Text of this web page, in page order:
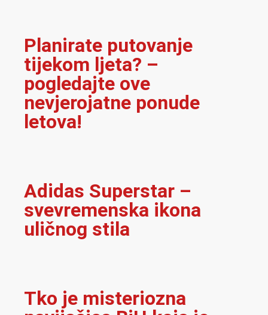
Planirate putovanje
tijekom ljeta? –
pogledajte ove
nevjerojatne ponude
letova!
Adidas Superstar –
svevremenska ikona
uličnog stila
Tko je misteriozna